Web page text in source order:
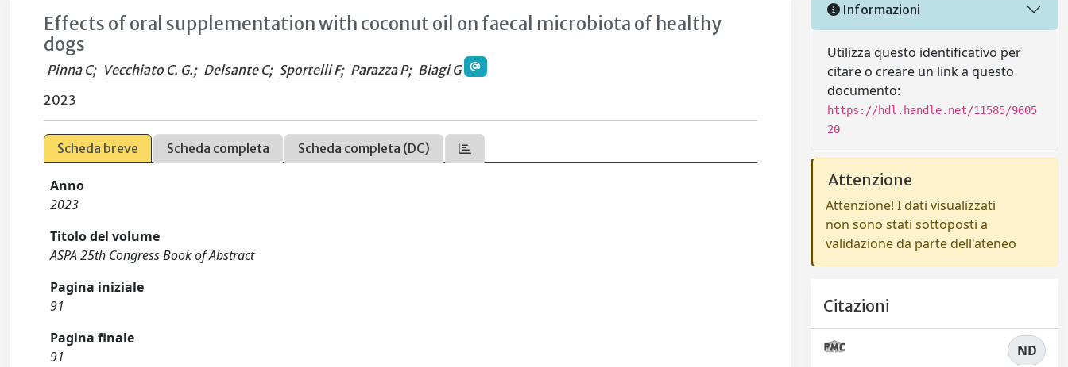
Effects of oral supplementation with coconut oil on faecal microbiota of healthy
dogs
Pinna C; Vecchiato C. G.; Delsante C; Sportelli F; Parazza P; Biagi G
2023
Scheda breve Scheda completa Scheda completa (DC)
Anno
2023
Titolo del volume
ASPA 25th Congress Book of Abstract
Pagina iniziale
91
Pagina finale
91
Informazioni
Utilizza questo identificativo per
citare o creare un link a questo
documento:
https://hdl.handle.net/11585/9605
20
Attenzione
Attenzione! I dati visualizzati
non sono stati sottoposti a
validazione da parte dell'ateneo
Citazioni
ND